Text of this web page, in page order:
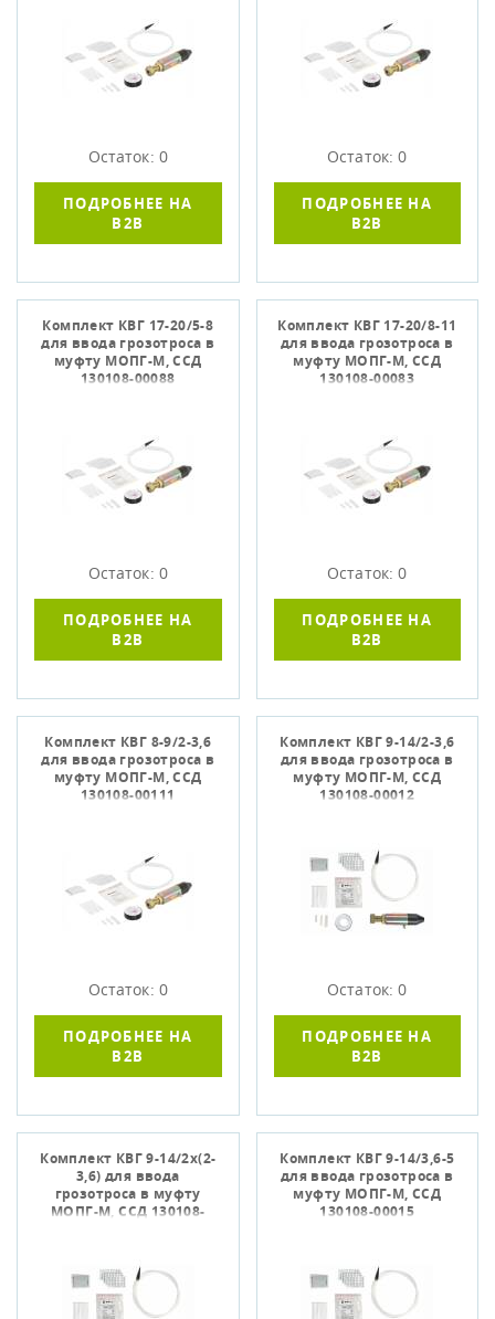
Остаток: 0
ПОДРОБНЕЕ НА
B2B
Остаток: 0
ПОДРОБНЕЕ НА
B2B
Комплект КВГ 17-20/5-8
для ввода грозотроса в
муфту МОПГ-М, ССД
130108-00088
Остаток: 0
ПОДРОБНЕЕ НА
B2B
Комплект КВГ 17-20/8-11
для ввода грозотроса в
муфту МОПГ-М, ССД
130108-00083
Остаток: 0
ПОДРОБНЕЕ НА
B2B
Комплект КВГ 8-9/2-3,6
для ввода грозотроса в
муфту МОПГ-М, ССД
130108-00111
Остаток: 0
ПОДРОБНЕЕ НА
B2B
Комплект КВГ 9-14/2-3,6
для ввода грозотроса в
муфту МОПГ-М, ССД
130108-00012
Остаток: 0
ПОДРОБНЕЕ НА
B2B
Комплект КВГ 9-14/2х(2-
3,6) для ввода
грозотроса в муфту
МОПГ-М, ССД 130108-
Комплект КВГ 9-14/3,6-5
для ввода грозотроса в
муфту МОПГ-М, ССД
130108-00015